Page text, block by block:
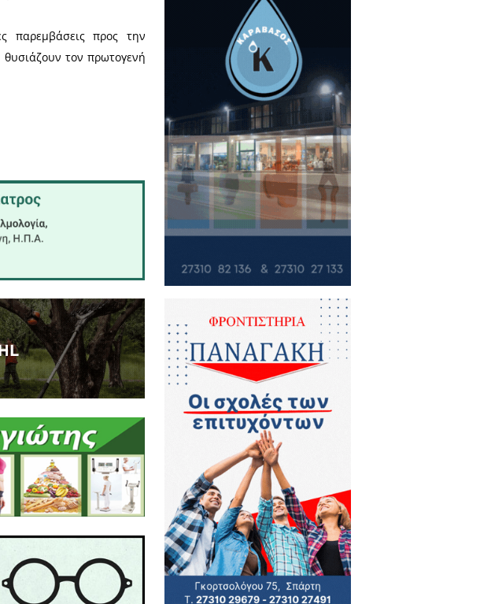
μέτρα καλλιέργειας που τηρούνται στην
παραγωγό με κίνδυνο τον αφανισμό πολλών
τις δυσκολότερες χρονιές των τελευταίων
οριακά βιώσιμη.
ελαιολάδου στην Ευρωπαϊκή αγορά θα
καίρια το ήδη συρρικνωμένο εισόδημα
στην Πελοπόννησο.
συντονισμένες παρεμβάσεις προς την
σε πολιτικές που θυσιάζουν τον πρωτογενή